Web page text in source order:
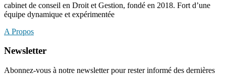
cabinet de conseil en Droit et Gestion, fondé en 2018. Fort d’une
équipe dynamique et expérimentée
A Propos
Newsletter
Abonnez-vous à notre newsletter pour rester informé des dernières